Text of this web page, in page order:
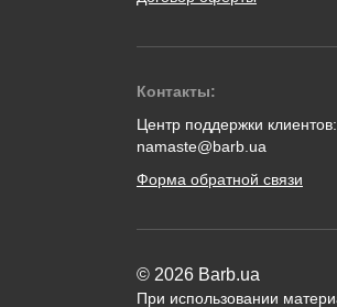
Контакты:
Центр поддержки клиентов:
namaste@barb.ua
Форма обратной связи
© 2026 Barb.ua
При использовании